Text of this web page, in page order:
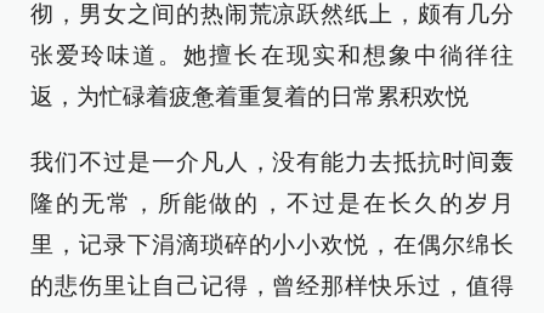
彻，男女之间的热闹荒凉跃然纸上，颇有几分
张爱玲味道。她擅长在现实和想象中徜徉往
返，为忙碌着疲惫着重复着的日常累积欢悦
我们不过是一介凡人，没有能力去抵抗时间轰
隆的无常，所能做的，不过是在长久的岁月
里，记录下涓滴琐碎的小小欢悦，在偶尔绵长
的悲伤里让自己记得，曾经那样快乐过，值得